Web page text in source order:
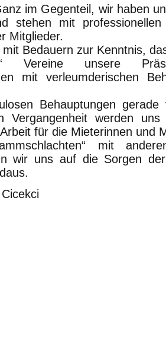
im Gegenteil, wir haben
stehen mit
Mitglieder.
Bedauern zur Kenntnis,
Vereine unsere
mit verleumderischen
Behauptungen
Vergangenheit werden
für die Mieterinnen und
mit
wir uns auf die Sorgen